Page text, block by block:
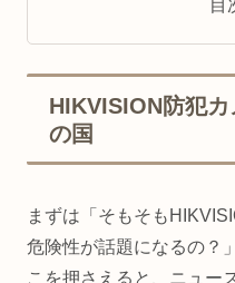
目
HIKVISION防犯
の国
まずは「そもそも
危険性が話題になるの？
こを押さえると、ニュー